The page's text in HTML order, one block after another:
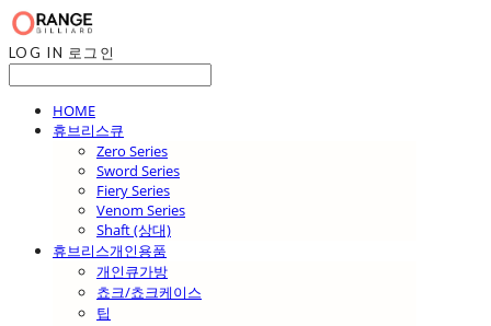
LOG IN 로그인
HOME
휴브리스큐
Zero Series
Sword Series
Fiery Series
Venom Series
Shaft (상대)
휴브리스개인용품
개인큐가방
쵸크/쵸크케이스
팁